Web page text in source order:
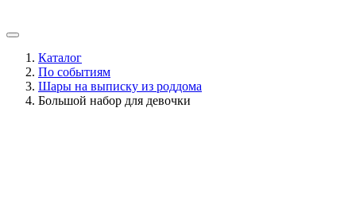
Каталог
По событиям
Шары на выписку из роддома
Большой набор для девочки